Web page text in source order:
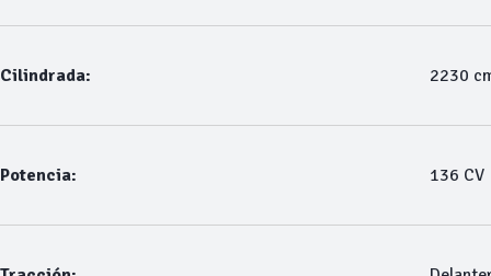
Cilindrada: 2230
Potencia: 136 CV